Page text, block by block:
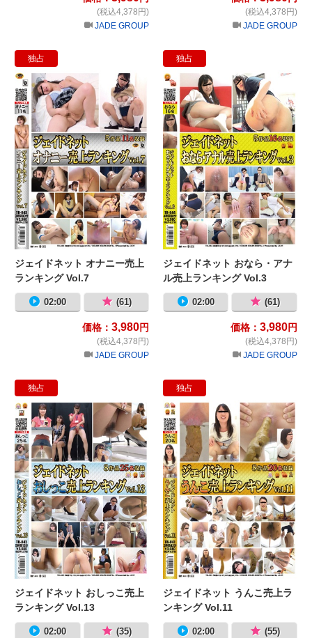
(税込4,378円)
JADE GROUP
(税込4,378円)
JADE GROUP
独占
ジェイドネット オナニー売上ランキ
ジェイドネット オナニー売上
ランキング Vol.7
02:00 (61)
価格： 3,980円
(税込4,378円)
JADE GROUP
独占
ジェイドネット おなら・アナ
ル売上ランキング Vol.3
02:00 (61)
価格： 3,980円
(税込4,378円)
JADE GROUP
独占
ジェイドネット おしっこ売上ランキ
ジェイドネット おしっこ売上
ランキング Vol.13
02:00 (35)
独占
ジェイドネット うんこ売上ラ
ンキング Vol.11
02:00 (55)